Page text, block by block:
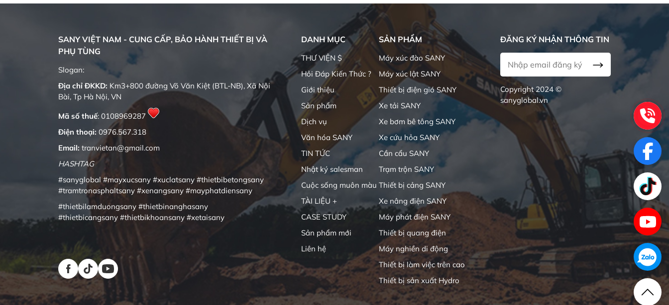
SANY VIỆT NAM - CUNG CẤP, BẢO HÀNH THIẾT BỊ VÀ
PHỤ TÙNG
Slogan: Quality changes the world
Địa chỉ ĐKKD: Km3+800 đường Võ Văn Kiệt (BTL-NB), Xã Nội
Bài, Tp Hà Nội, VN
Mã số thuế: 0108969287
Điện thoại: 0976.567.318
Email: tranvietan@gmail.com
HASHTAG
#sanyglobal #mayxucsany #xuclatsany #thietbibetongsany
#tramtronasphaltsany #xenangsany #mayphatdiensany
#thietbilamduongsany #thietbinanghasany
#thietbicangsany #thietbikhoansany #xetaisany
DANH MỤC
THƯ VIỆN $
Hỏi Đáp Kiến Thức ?
Giới thiệu
Sản phẩm
Dịch vụ
Văn hóa SANY
TIN TỨC
Nhật ký salesman
Cuộc sống muôn màu
TÀI LIỆU +
CASE STUDY
Sản phẩm mới
Liên hệ
SẢN PHẨM
Máy xúc đào SANY
Máy xúc lật SANY
Thiết bị điện gió SANY
Xe tải SANY
Xe bơm bê tông SANY
Xe cứu hỏa SANY
Cần cẩu SANY
Trạm trộn SANY
Thiết bị cảng SANY
Xe nâng điện SANY
Máy phát điện SANY
Thiết bị quang điện
Máy nghiền di động
Thiết bị làm việc trên cao
Thiết bị sản xuất Hydro
ĐĂNG KÝ NHẬN THÔNG TIN
Copyright 2024 ©
sanyglobal.vn